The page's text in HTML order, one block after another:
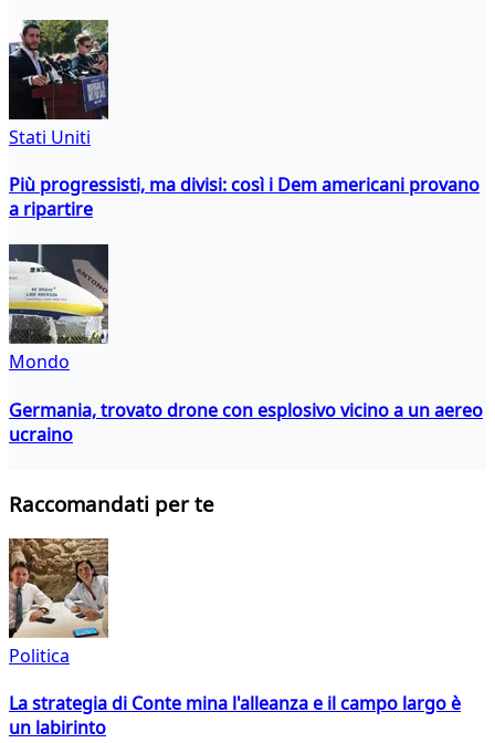
Stati Uniti
Più progressisti, ma divisi: così i Dem americani provano
a ripartire
Mondo
Germania, trovato drone con esplosivo vicino a un aereo
ucraino
Raccomandati per te
Politica
La strategia di Conte mina l'alleanza e il campo largo è
un labirinto